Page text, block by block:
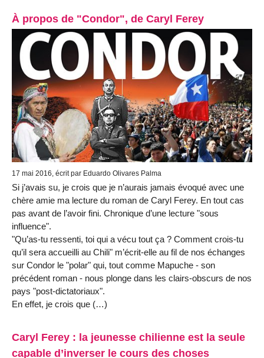
À propos de "Condor", de Caryl Ferey
17 mai 2016, écrit par Eduardo Olivares Palma
Si j’avais su, je crois que je n’aurais jamais évoqué avec une
chère amie ma lecture du roman de Caryl Ferey. En tout cas
pas avant de l’avoir fini. Chronique d’une lecture "sous
influence".
"Qu’as-tu ressenti, toi qui a vécu tout ça ? Comment crois-tu
qu’il sera accueilli au Chili" m’écrit-elle au fil de nos échanges
sur Condor le "polar" qui, tout comme Mapuche - son
précédent roman - nous plonge dans les clairs-obscurs de nos
pays "post-dictatoriaux".
En effet, je crois que (…)
Caryl Ferey : la jeunesse chilienne est la seule
capable d’inverser le cours des choses